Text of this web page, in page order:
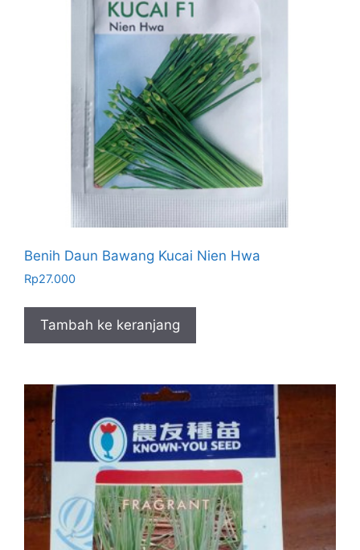
Benih Daun Bawang Kucai Nien Hwa
Rp27.000
Tambah ke keranjang